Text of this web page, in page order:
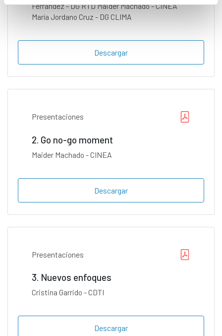
Ferrandez - DG RTD Maider Machado - CINEA
María Jordano Cruz - DG CLIMA
Descargar
Presentaciones
2. Go no-go moment
Maider Machado - CINEA
Descargar
Presentaciones
3. Nuevos enfoques
Cristina Garrido - CDTI
Descargar